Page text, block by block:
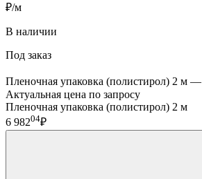
₽/м
В наличии
Под заказ
Пленочная упаковка (полистирол) 2 м —
Актуальная цена по запросу
Пленочная упаковка (полистирол) 2 м
6 98204₽